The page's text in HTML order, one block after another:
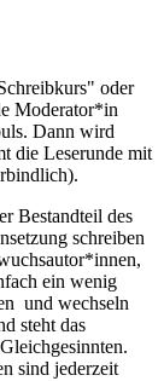
oder
Moderator*in
Dann wird
die Leserunde mit
Bestandteil des
schreiben
ein wenig
und wechseln
steht das
sind jederzeit